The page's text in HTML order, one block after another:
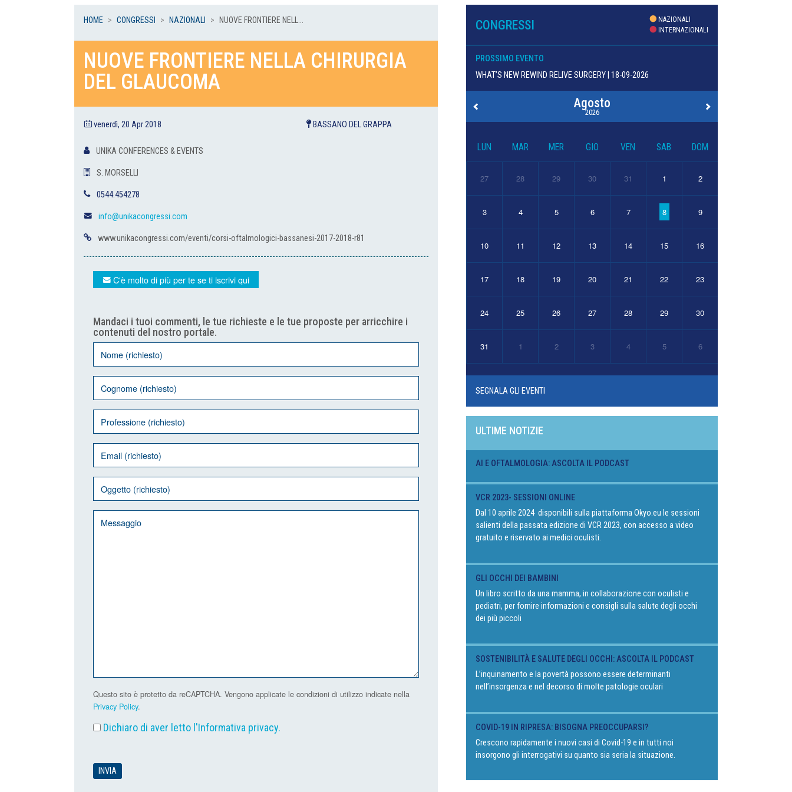
HOME CONGRESSI NAZIONALI NUOVE FRONTIERE NELL...
NUOVE FRONTIERE NELLA CHIRURGIA
DEL GLAUCOMA
venerdì, 20 Apr 2018 BASSANO DEL GRAPPA
UNIKA CONFERENCES & EVENTS
S. MORSELLI
0544.454278
info@unikacongressi.com
www.unikacongressi.com/eventi/corsi-oftalmologici-bassanesi-2017-2018-r81
C'è molto di più per te se ti iscrivi qui
Mandaci i tuoi commenti, le tue richieste e le tue proposte per arricchire i
contenuti del nostro portale.
Questo sito è protetto da reCAPTCHA. Vengono applicate le condizioni di utilizzo indicate nella
Privacy Policy.
Dichiaro di aver letto l'Informativa privacy.
CONGRESSI
NAZIONALI
INTERNAZIONALI
PROSSIMO EVENTO
WHAT’S NEW REWIND RELIVE SURGERY | 18-09-2026
Agosto
2026
LUN MAR MER GIO VEN SAB DOM
27 28 29 30 31 1 2
3 4 5 6 7 8 9
10 11 12 13 14 15 16
17 18 19 20 21 22 23
24 25 26 27 28 29 30
31 1 2 3 4 5 6
SEGNALA GLI EVENTI
ULTIME NOTIZIE
AI E OFTALMOLOGIA: ASCOLTA IL PODCAST
VCR 2023- SESSIONI ONLINE
Dal 10 aprile 2024 disponibili sulla piattaforma Okyo.eu le sessioni
salienti della passata edizione di VCR 2023, con accesso a video
gratuito e riservato ai medici oculisti.
GLI OCCHI DEI BAMBINI
Un libro scritto da una mamma, in collaborazione con oculisti e
pediatri, per fornire informazioni e consigli sulla salute degli occhi
dei più piccoli
SOSTENIBILITÀ E SALUTE DEGLI OCCHI: ASCOLTA IL PODCAST
L’inquinamento e la povertà possono essere determinanti
nell’insorgenza e nel decorso di molte patologie oculari
COVID-19 IN RIPRESA: BISOGNA PREOCCUPARSI?
Crescono rapidamente i nuovi casi di Covid-19 e in tutti noi
insorgono gli interrogativi su quanto sia seria la situazione.